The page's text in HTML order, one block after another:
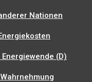
Nationen
(D)